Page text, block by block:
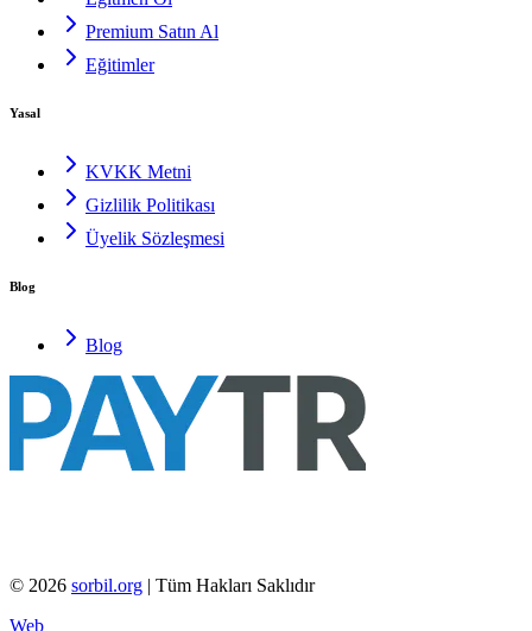
Premium Satın Al
Eğitimler
Yasal
KVKK Metni
Gizlilik Politikası
Üyelik Sözleşmesi
Blog
Blog
© 2026 sorbil.org | Tüm Hakları Saklıdır
Web